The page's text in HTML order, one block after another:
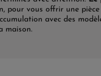
pour vous offrir une pièce
avec des
maison.